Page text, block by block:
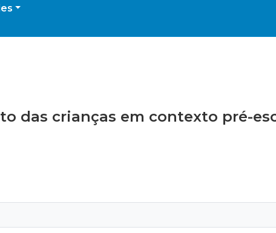
das crianças em contexto pré-